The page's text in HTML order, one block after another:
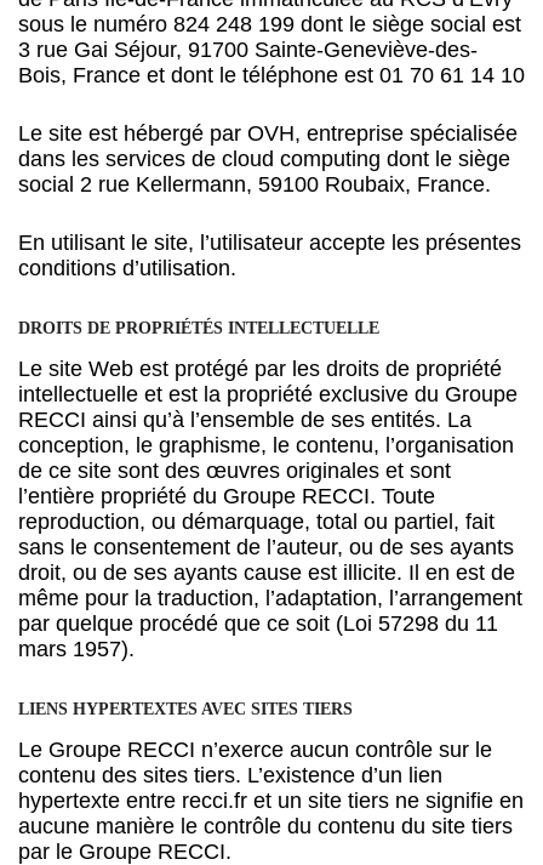
sous le numéro 824 248 199 dont le siège social est
3 rue Gai Séjour, 91700 Sainte-Geneviève-des-
Bois, France et dont le téléphone est 01 70 61 14 10
Le site est hébergé par OVH, entreprise spécialisée
dans les services de cloud computing dont le siège
social 2 rue Kellermann, 59100 Roubaix, France.
En utilisant le site, l’utilisateur accepte les présentes
conditions d’utilisation.
DROITS DE PROPRIÉTÉS INTELLECTUELLE
Le site Web est protégé par les droits de propriété
intellectuelle et est la propriété exclusive du Groupe
RECCI ainsi qu’à l’ensemble de ses entités. La
conception, le graphisme, le contenu, l’organisation
de ce site sont des œuvres originales et sont
l’entière propriété du Groupe RECCI. Toute
reproduction, ou démarquage, total ou partiel, fait
sans le consentement de l’auteur, ou de ses ayants
droit, ou de ses ayants cause est illicite. Il en est de
même pour la traduction, l’adaptation, l’arrangement
par quelque procédé que ce soit (Loi 57298 du 11
mars 1957).
LIENS HYPERTEXTES AVEC SITES TIERS
Le Groupe RECCI n’exerce aucun contrôle sur le
contenu des sites tiers. L’existence d’un lien
hypertexte entre recci.fr et un site tiers ne signifie en
aucune manière le contrôle du contenu du site tiers
par le Groupe RECCI.